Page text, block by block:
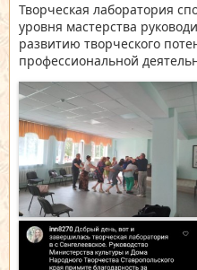
Творческая лаборатория
уровня мастерства
развитию творческого
профессиональной